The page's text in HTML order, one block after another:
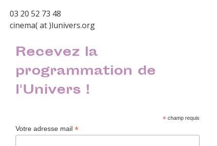
03 20 52 73 48
cinema( at )lunivers.org
Recevez la
programmation de
l'Univers !
* champ requis
Votre adresse mail*